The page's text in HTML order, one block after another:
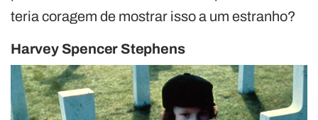
teria coragem de mostrar isso a um estranho?
Harvey Spencer Stephens